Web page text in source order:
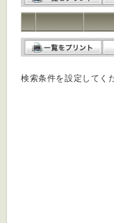
検索条件を設定してく